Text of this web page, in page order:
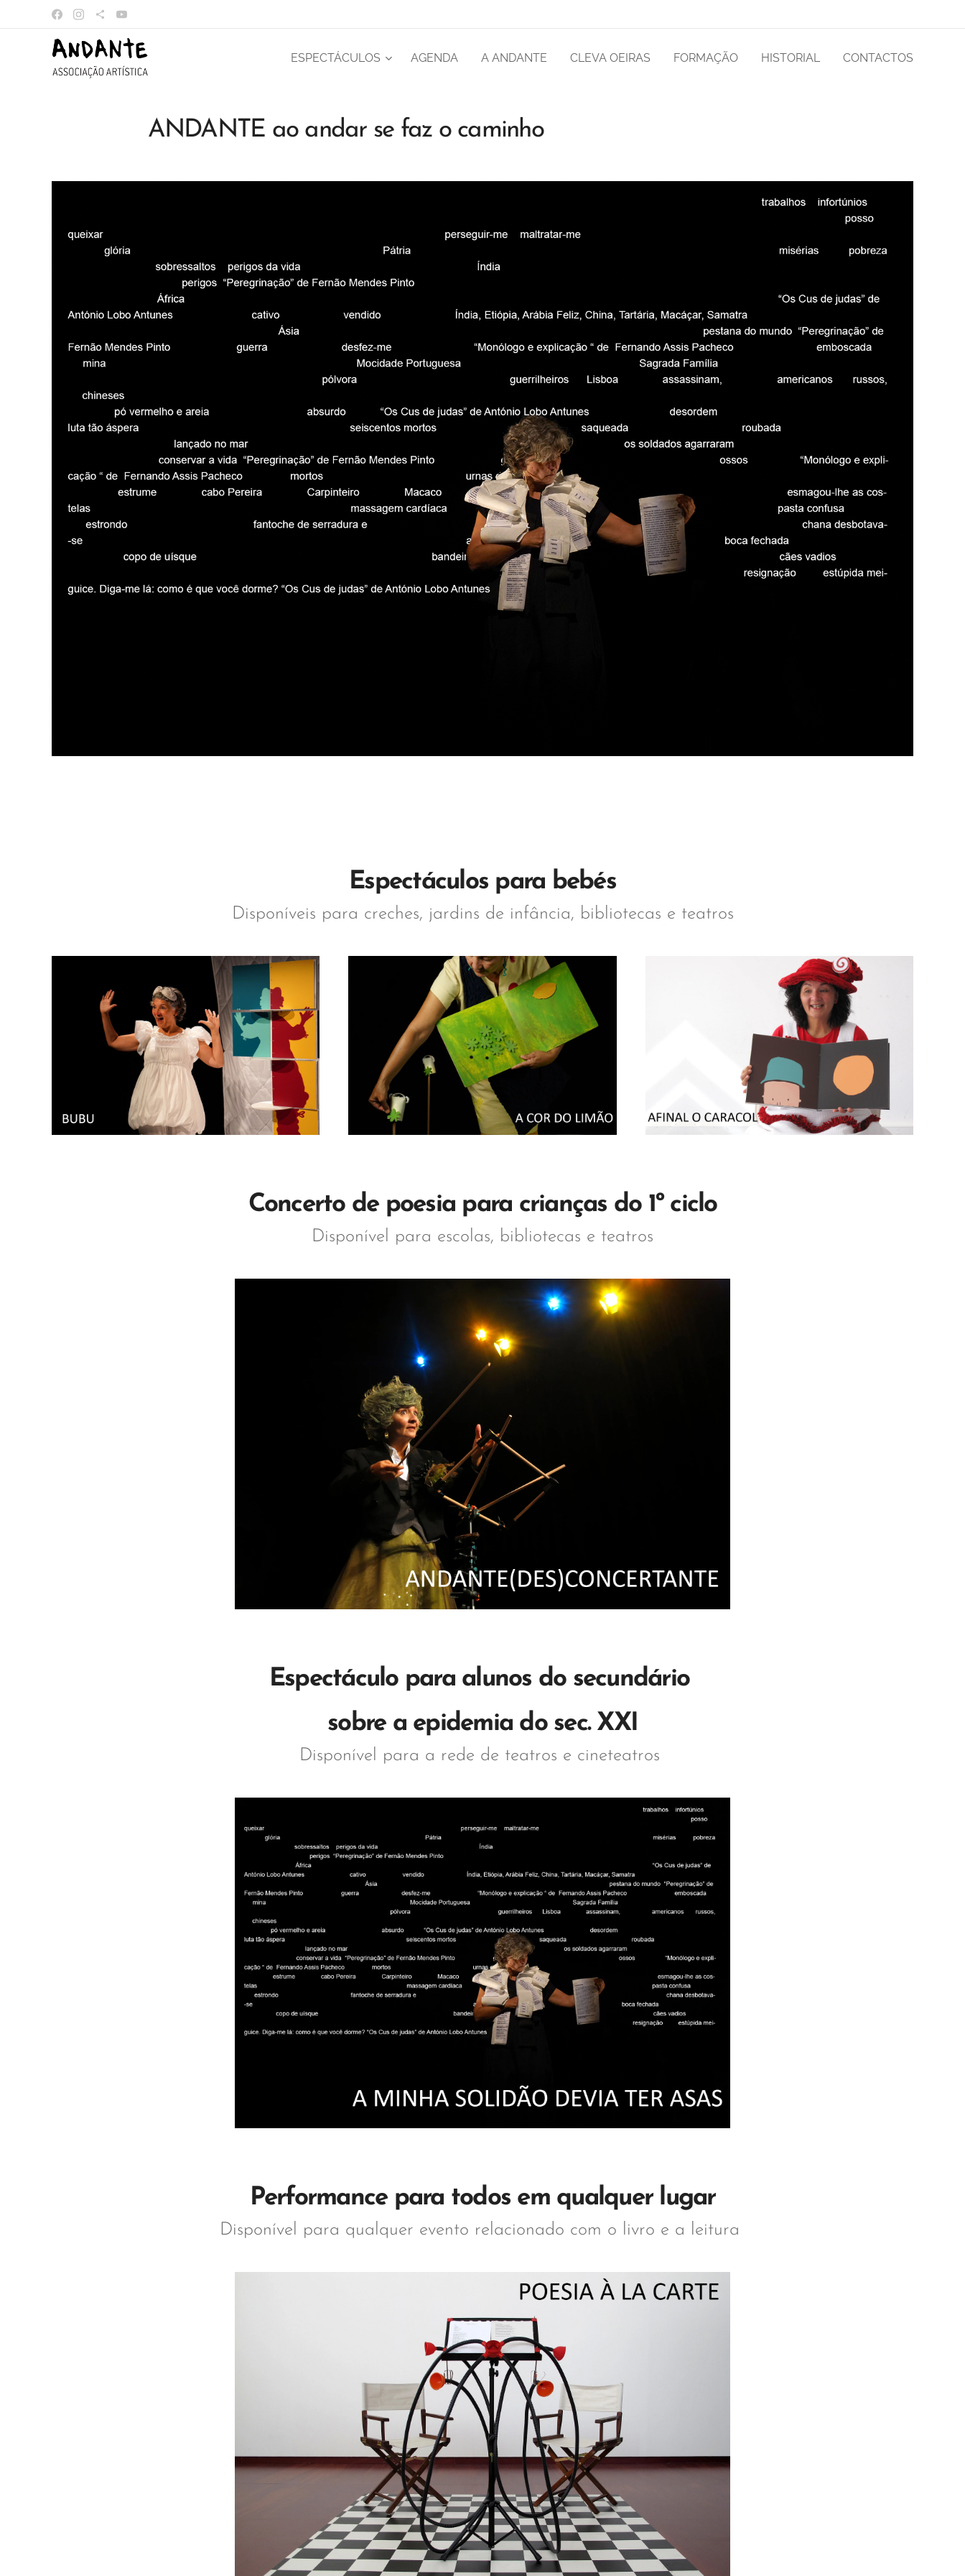
ESPECTÁCULOS AGENDA A ANDANTE CLEVA OEIRAS FORMAÇÃO HISTORIAL CONTACTOS
ANDANTE ao andar se faz o caminho
Espectáculos para bebés
Disponíveis para creches, jardins de infância, bibliotecas e teatros
Concerto de poesia para crianças do 1º ciclo
Disponível para escolas, bibliotecas e teatros
Espectáculo para alunos do secundário
sobre a epidemia do sec. XXI
Disponível para a rede de teatros e cineteatros
Performance para todos em qualquer lugar
Disponível para qualquer evento relacionado com o livro e a leitura